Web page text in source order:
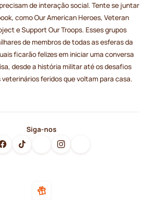
de interação social. Tente se juntar
como Our American Heroes, Veteran
e Support Our Troops. Esses grupos
de membros de todas as esferas da
ficarão felizes em iniciar uma conversa
desde a história militar até os desafios
feridos que voltam para casa.
Siga-nos